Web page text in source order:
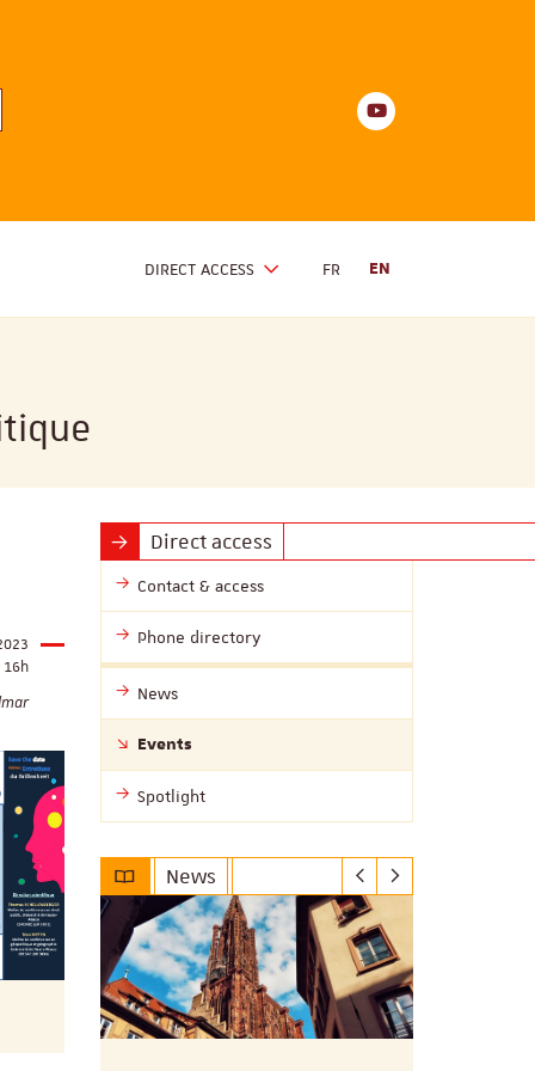
Youtube
DIRECT ACCESS FR EN
16h
Direct access
Contact & access
Phone directory
News
Events
Spotlight
News